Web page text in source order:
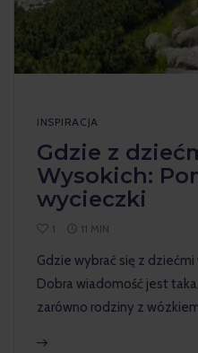
INSPIRACJA
Gdzie z
Wysokich:
wycieczki
1 11 MIN
Gdzie wybrać się z
Dobra wiadomość jest
zarówno rodziny z